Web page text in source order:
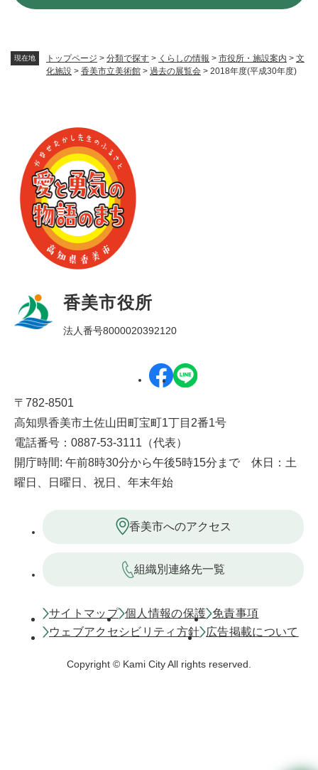
現在地 トップページ > 分類で探す > くらしの情報 > 市役所・施設案内 > 文
化施設 > 香美市立美術館 > 過去の展覧会 > 2018年度(平成30年度)
香美市役所
法人番号8000020392120
〒782-8501
高知県香美市土佐山田町宝町1丁目2番1号
電話番号：0887-53-3111（代表）
開庁時間: 午前8時30分から午後5時15分まで 休日：土
曜日、日曜日、祝日、年末年始
香美市へのアクセス
組織別連絡先一覧
サイトマップ 個人情報の保護 免責事項
ウェブアクセシビリティ方針
広告掲載について
Copyright © Kami City All rights reserved.